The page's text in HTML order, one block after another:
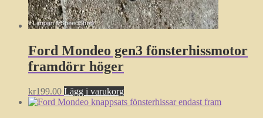
Ford Mondeo gen3 fönsterhissmotor
framdörr höger
kr199.00 Lägg i varukorg